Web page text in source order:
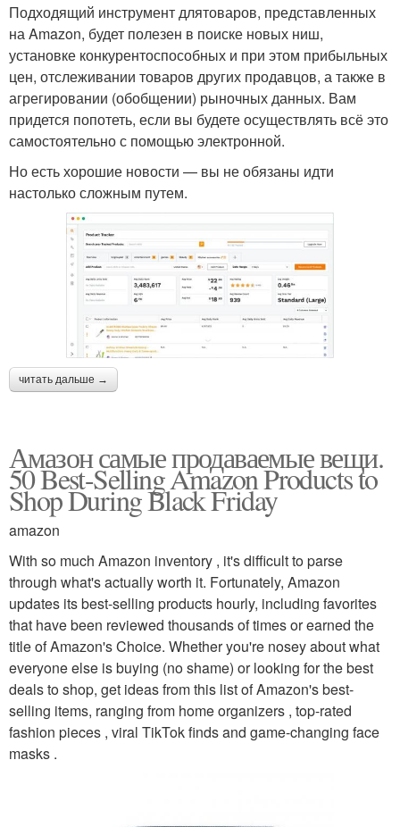
Подходящий инструмент длятоваров, представленных
на Amazon, будет полезен в поиске новых ниш,
установке конкурентоспособных и при этом прибыльных
цен, отслеживании товаров других продавцов, а также в
агрегировании (обобщении) рыночных данных. Вам
придется попотеть, если вы будете осуществлять всё это
самостоятельно с помощью электронной.
Но есть хорошие новости — вы не обязаны идти
настолько сложным путем.
читать дальше →
Амазон самые продаваемые вещи.
50 Best-Selling Amazon Products to
Shop During Black Friday
amazon
With so much Amazon inventory , it's difficult to parse
through what's actually worth it. Fortunately, Amazon
updates its best-selling products hourly, including favorites
that have been reviewed thousands of times or earned the
title of Amazon's Choice. Whether you're nosey about what
everyone else is buying (no shame) or looking for the best
deals to shop, get ideas from this list of Amazon's best-
selling items, ranging from home organizers , top-rated
fashion pieces , viral TikTok finds and game-changing face
masks .